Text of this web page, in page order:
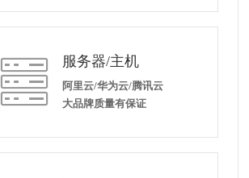
 服务器/主机
阿里云/华为云/腾讯云
大品牌质量有保证